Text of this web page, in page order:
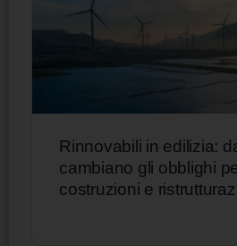
Rinnovabili in edilizia:
cambiano gli obblighi
costruzioni e